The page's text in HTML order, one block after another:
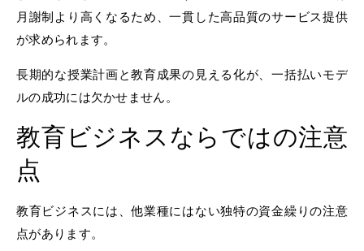
月謝制より高くなるため、一貫した高品質のサービス提供
が求められます。
長期的な授業計画と教育成果の見える化が、一括払いモデ
ルの成功には欠かせません。
教育ビジネスならではの注意
点
教育ビジネスには、他業種にはない独特の資金繰りの注意
点があります。